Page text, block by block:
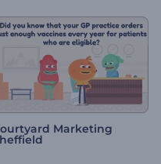
Marketing